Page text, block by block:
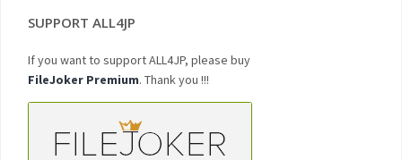
SUPPORT ALL4JP
If you want to support ALL4JP, please buy
FileJoker Premium. Thank you !!!